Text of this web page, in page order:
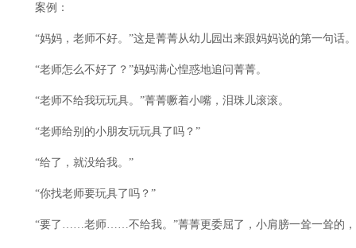
案例：
“妈妈，老师不好。”这是菁菁从幼儿园出来跟妈妈说的第一句话
“老师怎么不好了？”妈妈满心惶惑地追问菁菁。
“老师不给我玩玩具。”菁菁噘着小嘴，泪珠儿滚滚。
“老师给别的小朋友玩玩具了吗？”
“给了，就没给我。”
“你找老师要玩具了吗？”
“要了……老师……不给我。”菁菁更委屈了，小肩膀一耸一耸的，